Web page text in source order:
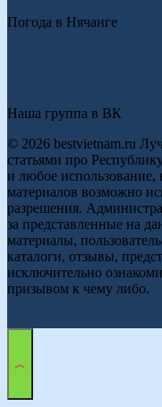
Погода в Нячанге
Наша группа в ВК
© 2026 bestvietnam.ru
статьями про
и любое использование,
материалов возможно
разрешения.
за представленные на
материалы,
каталоги, отзывы,
исключительно
призывом к чему либо.